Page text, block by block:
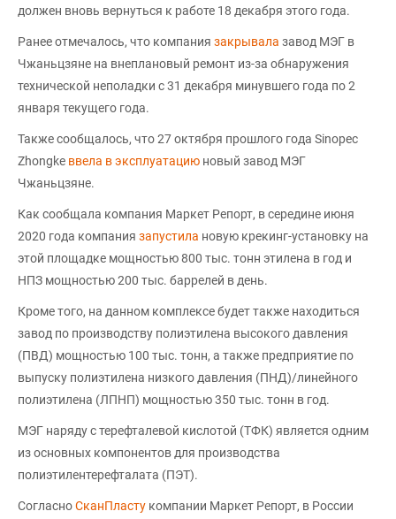
должен вновь вернуться к работе 18 декабря этого года.
Ранее отмечалось, что компания закрывала завод МЭГ в
Чжаньцзяне на внеплановый ремонт из-за обнаружения
технической неполадки с 31 декабря минувшего года по 2
января текущего года.
Также сообщалось, что 27 октября прошлого года Sinopec
Zhongke ввела в эксплуатацию новый завод МЭГ
Чжаньцзяне.
Как сообщала компания Маркет Репорт, в середине июня
2020 года компания запустила новую крекинг-установку на
этой площадке мощностью 800 тыс. тонн этилена в год и
НПЗ мощностью 200 тыс. баррелей в день.
Кроме того, на данном комплексе будет также находиться
завод по производству полиэтилена высокого давления
(ПВД) мощностью 100 тыс. тонн, а также предприятие по
выпуску полиэтилена низкого давления (ПНД)/линейного
полиэтилена (ЛПНП) мощностью 350 тыс. тонн в год.
МЭГ наряду с терефталевой кислотой (ТФК) является одним
из основных компонентов для производства
полиэтилентерефталата (ПЭТ).
СогласноСканПласту компании Маркет Репорт, в России